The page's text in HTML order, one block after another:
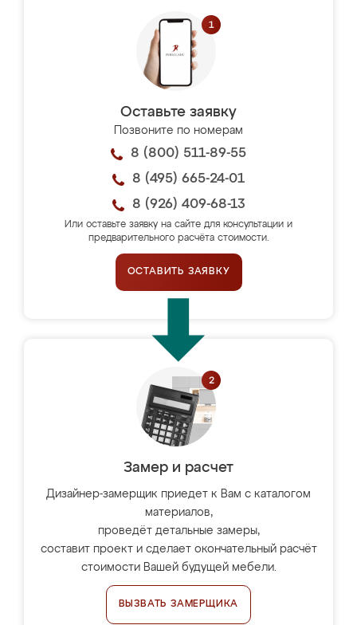
Оставьте заявку
Позвоните по номерам
8 (800) 511-89-55
8 (495) 665-24-01
8 (926) 409-68-13
Или оставьте заявку на сайте для консультации и
предварительного расчёта стоимости.
ОСТАВИТЬ ЗАЯВКУ
Замер и расчет
Дизайнер-замерщик приедет к Вам с каталогом
материалов,
проведёт детальные замеры,
составит проект и сделает окончательный расчёт
стоимости Вашей будущей мебели.
ВЫЗВАТЬ ЗАМЕРЩИКА